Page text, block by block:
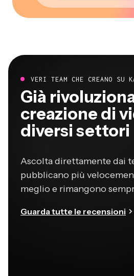
VERI TEAM CHE CREANO SU
Già
creazione di
diversi settori
Ascolta direttamente dai
pubblicano più
meglio e rimangono
Guarda tutte le recensioni